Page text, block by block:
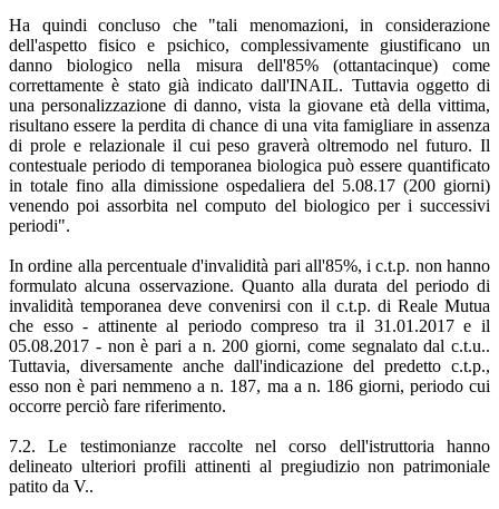
Ha quindi concluso che "tali menomazioni, in considerazione
dell'aspetto fisico e psichico, complessivamente giustificano un
danno biologico nella misura dell'85% (ottantacinque) come
correttamente è stato già indicato dall'INAIL. Tuttavia oggetto di
una personalizzazione di danno, vista la giovane età della vittima,
risultano essere la perdita di chance di una vita famigliare in assenza
di prole e relazionale il cui peso graverà oltremodo nel futuro. Il
contestuale periodo di temporanea biologica può essere quantificato
in totale fino alla dimissione ospedaliera del 5.08.17 (200 giorni)
venendo poi assorbita nel computo del biologico per i successivi
periodi".
In ordine alla percentuale d'invalidità pari all'85%, i c.t.p. non hanno
formulato alcuna osservazione. Quanto alla durata del periodo di
invalidità temporanea deve convenirsi con il c.t.p. di Reale Mutua
che esso - attinente al periodo compreso tra il 31.01.2017 e il
05.08.2017 - non è pari a n. 200 giorni, come segnalato dal c.t.u..
Tuttavia, diversamente anche dall'indicazione del predetto c.t.p.,
esso non è pari nemmeno a n. 187, ma a n. 186 giorni, periodo cui
occorre perciò fare riferimento.
7.2. Le testimonianze raccolte nel corso dell'istruttoria hanno
delineato ulteriori profili attinenti al pregiudizio non patrimoniale
patito da V..